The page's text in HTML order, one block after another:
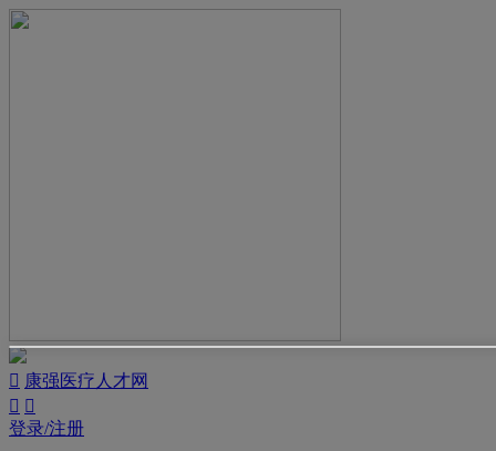
 康强医疗人才网
 
登录/注册